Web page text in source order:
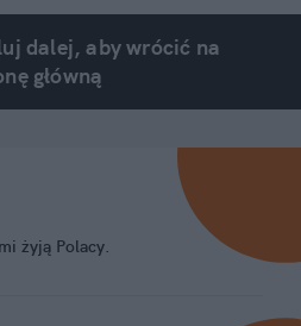
dalej, aby wrócić na
główną
żyją Polacy.